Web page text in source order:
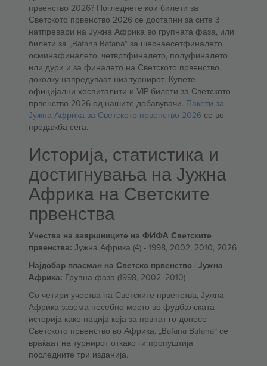
првенство 2026? Погледнете кои билети за
Светското првенство 2026 се достапни за сите 3
натпревари на Јужна Африка во групната фаза, или
билети за „Bafana Bafana“ за шеснаесетфиналето,
осминафиналето, четвртфиналето, полуфиналето
или дури и за финалето на Светското првенство
доколку напредуваат низ турнирот. Купете
официјални хоспиталити и VIP билети за Светското
првенство 2026 од нашите добавувачи. Пакети за
Јужна Африка за Светското првенство 2026 се во
продажба сега.
Историја, статистика и
достигнувања на Јужна
Африка на Светските
првенства
Учества на завршниците на ФИФА Светските
првенства: Јужна Африка (4) - 1998, 2002, 2010, 2026
Најдобар пласман на Светско првенство | Јужна
Африка: Групна фаза (1998, 2002, 2010)
Со четири учества на Светските првенства, Јужна
Африка зазема посебно место во фудбалската
историја како нација која за првпат го донесе
Светското првенство во Африка. „Bafana Bafana“ се
враќаат на турнирот откако ги пропуштија
последните три изданија.